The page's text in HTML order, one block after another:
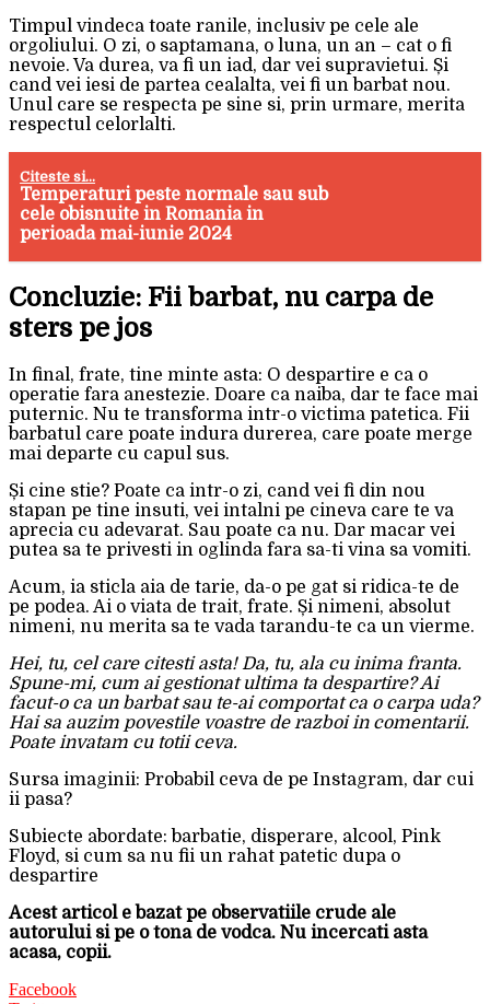
Timpul vindeca toate ranile, inclusiv pe cele ale
orgoliului. O zi, o saptamana, o luna, un an – cat o fi
nevoie. Va durea, va fi un iad, dar vei supravietui. Și
cand vei iesi de partea cealalta, vei fi un barbat nou.
Unul care se respecta pe sine si, prin urmare, merita
respectul celorlalti.
Citeste si...
Temperaturi peste normale sau sub
cele obisnuite in Romania in
perioada mai-iunie 2024
Concluzie: Fii barbat, nu carpa de
sters pe jos
In final, frate, tine minte asta: O despartire e ca o
operatie fara anestezie. Doare ca naiba, dar te face mai
puternic. Nu te transforma intr-o victima patetica. Fii
barbatul care poate indura durerea, care poate merge
mai departe cu capul sus.
Și cine stie? Poate ca intr-o zi, cand vei fi din nou
stapan pe tine insuti, vei intalni pe cineva care te va
aprecia cu adevarat. Sau poate ca nu. Dar macar vei
putea sa te privesti in oglinda fara sa-ti vina sa vomiti.
Acum, ia sticla aia de tarie, da-o pe gat si ridica-te de
pe podea. Ai o viata de trait, frate. Și nimeni, absolut
nimeni, nu merita sa te vada tarandu-te ca un vierme.
Hei, tu, cel care citesti asta! Da, tu, ala cu inima franta.
Spune-mi, cum ai gestionat ultima ta despartire? Ai
facut-o ca un barbat sau te-ai comportat ca o carpa uda?
Hai sa auzim povestile voastre de razboi in comentarii.
Poate invatam cu totii ceva.
Sursa imaginii: Probabil ceva de pe Instagram, dar cui
ii pasa?
Subiecte abordate: barbatie, disperare, alcool, Pink
Floyd, si cum sa nu fii un rahat patetic dupa o
despartire
Acest articol e bazat pe observatiile crude ale
autorului si pe o tona de vodca. Nu incercati asta
acasa, copii.
Facebook